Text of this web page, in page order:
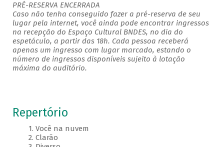
PRÉ-RESERVA ENCERRADA
Caso não tenha conseguido fazer a pré-reserva de seu
lugar pela internet, você ainda pode encontrar ingressos
na recepção do Espaço Cultural BNDES, no dia do
espetáculo, a partir das 18h. Cada pessoa receberá
apenas um ingresso com lugar marcado, estando o
número de ingressos disponíveis sujeito à lotação
máxima do auditório.
Repertório
1. Você na nuvem
2. Clarão